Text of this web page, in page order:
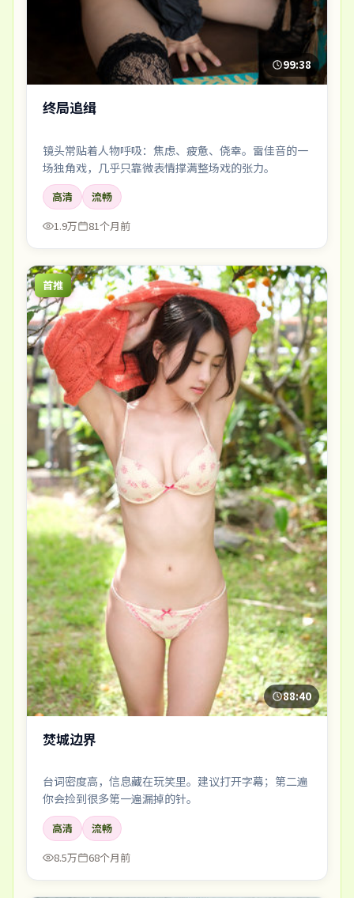
99:38
终局追缉
镜头常贴着人物呼吸：焦虑、疲惫、侥幸。雷佳音的一
场独角戏，几乎只靠微表情撑满整场戏的张力。
高清
流畅
1.9万
81个月前
首推
88:40
焚城边界
台词密度高，信息藏在玩笑里。建议打开字幕；第二遍
你会捡到很多第一遍漏掉的针。
高清
流畅
8.5万
68个月前